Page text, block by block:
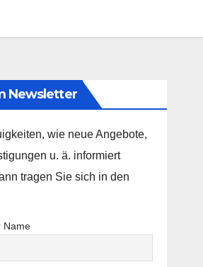
Newsletter
wie neue Angebote,
u. ä. informiert
tragen Sie sich in den
Name